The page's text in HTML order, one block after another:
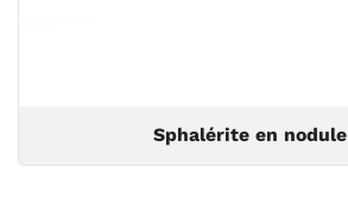
Sphalérite en nodule